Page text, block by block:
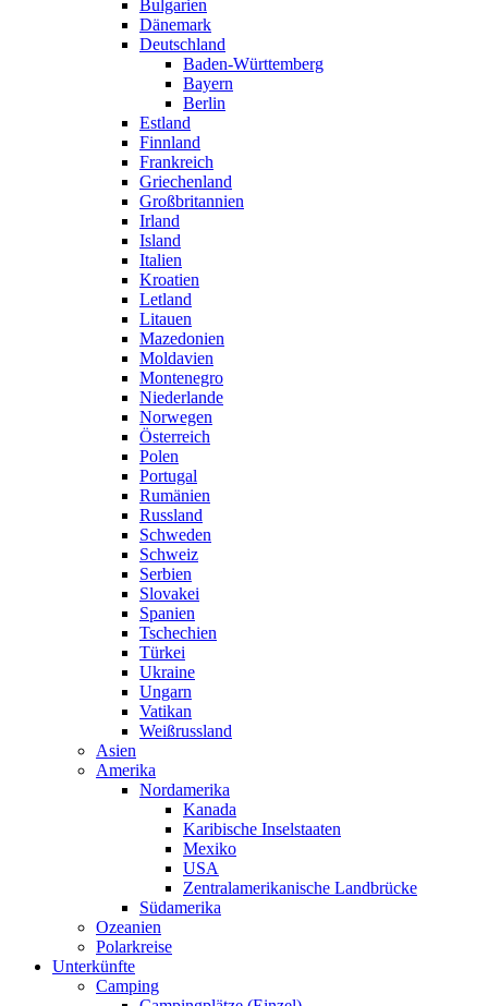
Bulgarien
Dänemark
Deutschland
Baden-Württemberg
Bayern
Berlin
Estland
Finnland
Frankreich
Griechenland
Großbritannien
Irland
Island
Italien
Kroatien
Letland
Litauen
Mazedonien
Moldavien
Montenegro
Niederlande
Norwegen
Österreich
Polen
Portugal
Rumänien
Russland
Schweden
Schweiz
Serbien
Slovakei
Spanien
Tschechien
Türkei
Ukraine
Ungarn
Vatikan
Weißrussland
Asien
Amerika
Nordamerika
Kanada
Karibische Inselstaaten
Mexiko
USA
Zentralamerikanische Landbrücke
Südamerika
Ozeanien
Polarkreise
Unterkünfte
Camping